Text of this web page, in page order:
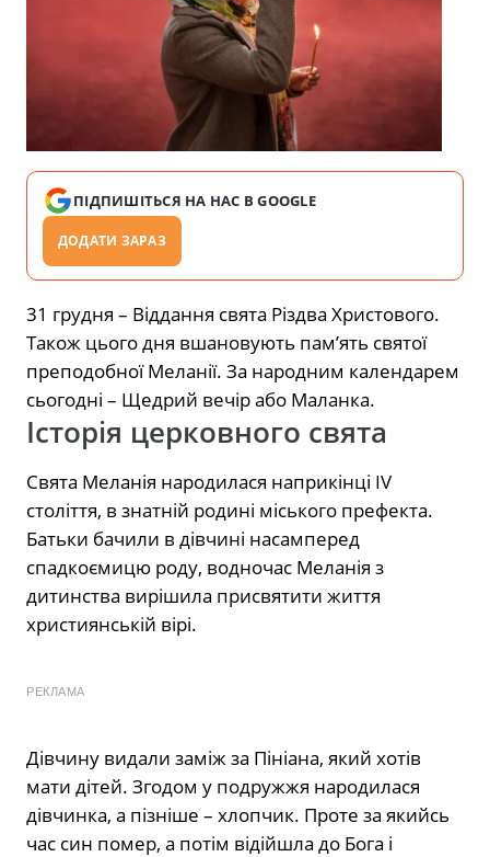
ПІДПИШІТЬСЯ НА НАС В GOOGLE
ДОДАТИ ЗАРАЗ
31 грудня – Віддання свята Різдва Христового.
Також цього дня вшановують пам’ять святої
преподобної Меланії. За народним календарем
сьогодні – Щедрий вечір або Маланка.
Історія церковного свята
Свята Меланія народилася наприкінці IV
століття, в знатній родині міського префекта.
Батьки бачили в дівчині насамперед
спадкоємицю роду, водночас Меланія з
дитинства вирішила присвятити життя
християнській вірі.
РЕКЛАМА
Дівчину видали заміж за Пініана, який хотів
мати дітей. Згодом у подружжя народилася
дівчинка, а пізніше – хлопчик. Проте за якийсь
час син помер, а потім відійшла до Бога і